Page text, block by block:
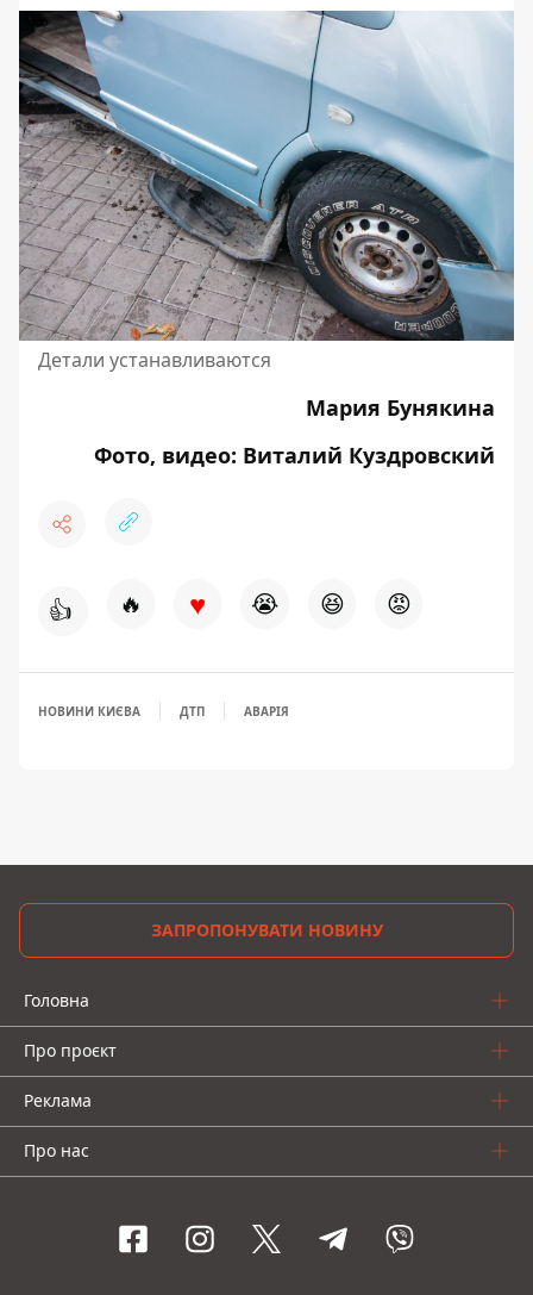
Детали устанавливаются
Мария Бунякина
Фото, видео: Виталий Куздровский
👍 🔥 ♥ 😭 😆 😡
НОВИНИ КИЄВА ДТП АВАРІЯ
ЗАПРОПОНУВАТИ НОВИНУ
Головна
Про проєкт
Реклама
Про нас